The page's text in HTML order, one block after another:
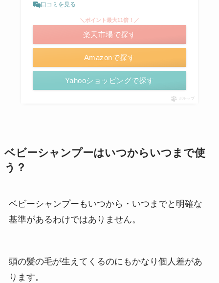
口コミを見る
Amazonで探す
＼ポイント最大11倍！／
楽天市場で探す
Yahooショッピングで探す
ポチップ
ベビーシャンプーはいつからいつまで使
う？
ベビーシャンプーもいつから・いつまでと明確な
基準があるわけではありません。
頭の髪の毛が生えてくるのにもかなり個人差があ
ります。